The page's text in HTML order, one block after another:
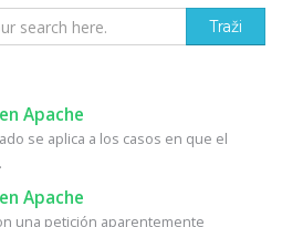
Apache
se aplica a los casos en que el
Apache
una petición aparentemente